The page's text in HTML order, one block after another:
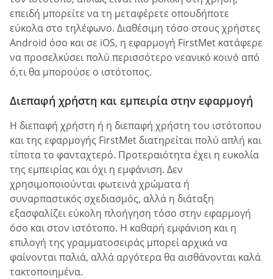
επειδή μπορείτε να τη μεταφέρετε οπουδήποτε
εύκολα στο τηλέφωνο. Διαθέσιμη τόσο στους χρήστες
Android όσο και σε iOS, η εφαρμογή FirstMet κατάφερε
να προσελκύσει πολύ περισσότερο νεανικό κοινό από
ό,τι θα μπορούσε ο ιστότοπος.
Διεπαφή χρήστη και εμπειρία στην εφαρμογή
Η διεπαφή χρήστη ή η διεπαφή χρήστη του ιστότοπου
και της εφαρμογής FirstMet διατηρείται πολύ απλή και
τίποτα το φανταχτερό. Προτεραιότητα έχει η ευκολία
της εμπειρίας και όχι η εμφάνιση. Δεν
χρησιμοποιούνται φωτεινά χρώματα ή
συναρπαστικός σχεδιασμός, αλλά η διάταξη
εξασφαλίζει εύκολη πλοήγηση τόσο στην εφαρμογή
όσο και στον ιστότοπο. Η καθαρή εμφάνιση και η
επιλογή της γραμματοσειράς μπορεί αρχικά να
φαίνονται παλιά, αλλά αργότερα θα αισθάνονται καλά
τακτοποιημένα.